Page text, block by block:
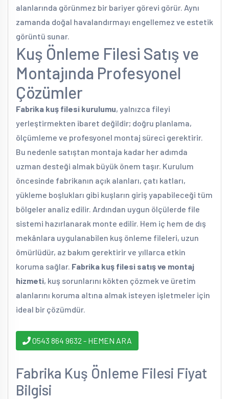
alanlarında görünmez bir bariyer görevi görür. Aynı
zamanda doğal havalandırmayı engellemez ve estetik
görüntü sunar.
Kuş Önleme Filesi Satış ve
Montajında Profesyonel
Çözümler
Fabrika kuş filesi kurulumu, yalnızca fileyi
yerleştirmekten ibaret değildir; doğru planlama,
ölçümleme ve profesyonel montaj süreci gerektirir.
Bu nedenle satıştan montaja kadar her adımda
uzman desteği almak büyük önem taşır. Kurulum
öncesinde fabrikanın açık alanları, çatı katları,
yükleme boşlukları gibi kuşların giriş yapabileceği tüm
bölgeler analiz edilir. Ardından uygun ölçülerde file
sistemi hazırlanarak monte edilir. Hem iç hem de dış
mekânlara uygulanabilen kuş önleme fileleri, uzun
ömürlüdür, az bakım gerektirir ve yıllarca etkin
koruma sağlar. Fabrika kuş filesi satış ve montaj
hizmeti, kuş sorunlarını kökten çözmek ve üretim
alanlarını koruma altına almak isteyen işletmeler için
ideal bir çözümdür.
0543 864 9632 - HEMEN ARA
Fabrika Kuş Önleme Filesi Fiyat
Bilgisi